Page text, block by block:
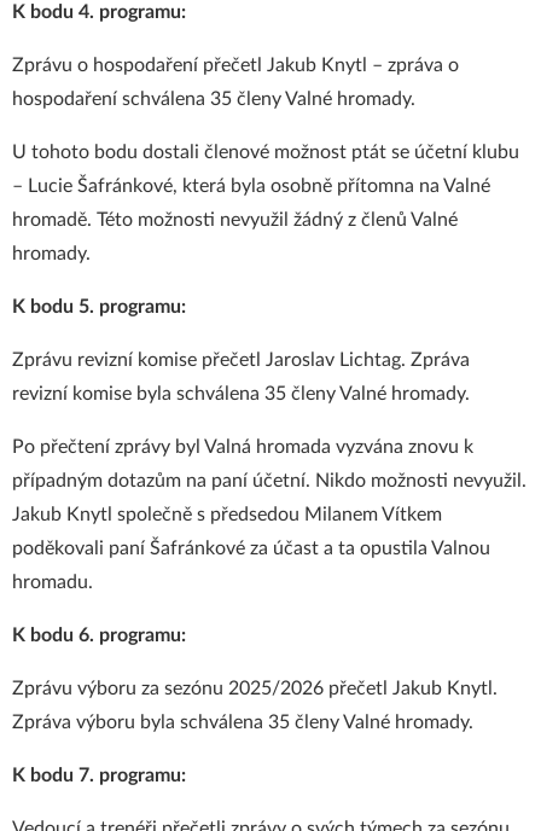
K bodu 4. programu:
Zprávu o hospodaření přečetl Jakub Knytl – zpráva o
hospodaření schválena 35 členy Valné hromady.
U tohoto bodu dostali členové možnost ptát se účetní klubu
– Lucie Šafránkové, která byla osobně přítomna na Valné
hromadě. Této možnosti nevyužil žádný z členů Valné
hromady.
K bodu 5. programu:
Zprávu revizní komise přečetl Jaroslav Lichtag. Zpráva
revizní komise byla schválena 35 členy Valné hromady.
Po přečtení zprávy byl Valná hromada vyzvána znovu k
případným dotazům na paní účetní. Nikdo možnosti nevyužil.
Jakub Knytl společně s předsedou Milanem Vítkem
poděkovali paní Šafránkové za účast a ta opustila Valnou
hromadu.
K bodu 6. programu:
Zprávu výboru za sezónu 2025/2026 přečetl Jakub Knytl.
Zpráva výboru byla schválena 35 členy Valné hromady.
K bodu 7. programu: